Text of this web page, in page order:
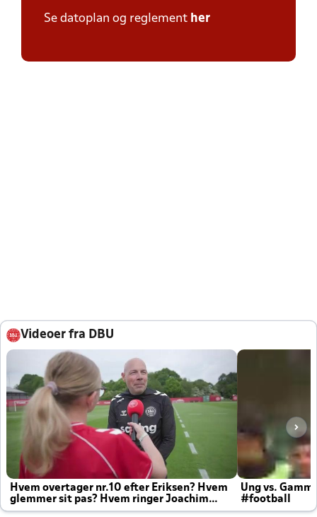
Se datoplan og reglement her
Videoer fra DBU
Hvem overtager nr.10 efter Eriksen? Hvem
glemmer sit pas? Hvem ringer Joachim
altid til efter kampe?
Ung vs.
#football